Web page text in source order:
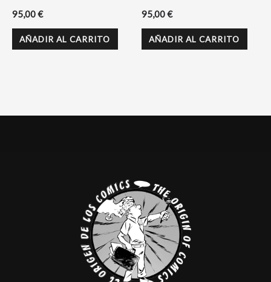
95,00€
AÑADIR AL CARRITO
95,00€
AÑADIR AL CARRITO